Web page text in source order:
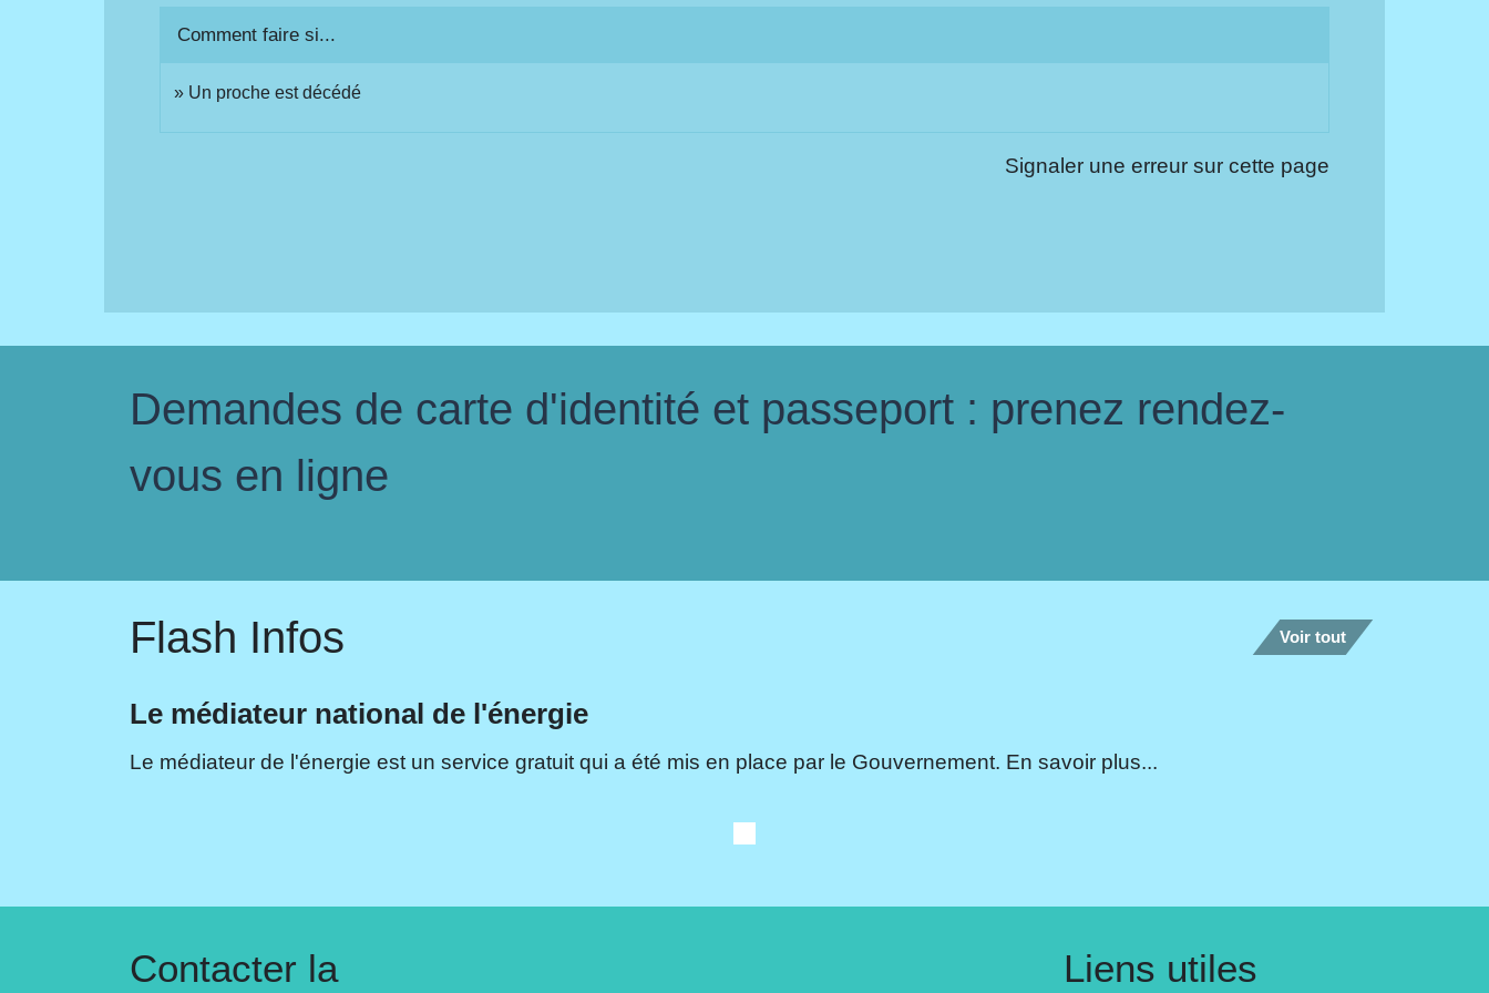
Comment faire si...
Un proche est décédé
Signaler une erreur sur cette page
Demandes de carte d'identité et passeport : prenez rendez-
vous en ligne
Flash Infos Voir tout
Le médiateur national de l'énergie
Le médiateur de l'énergie est un service gratuit qui a été mis en place par le Gouvernement. En savoir plus...
Contacter la Liens utiles